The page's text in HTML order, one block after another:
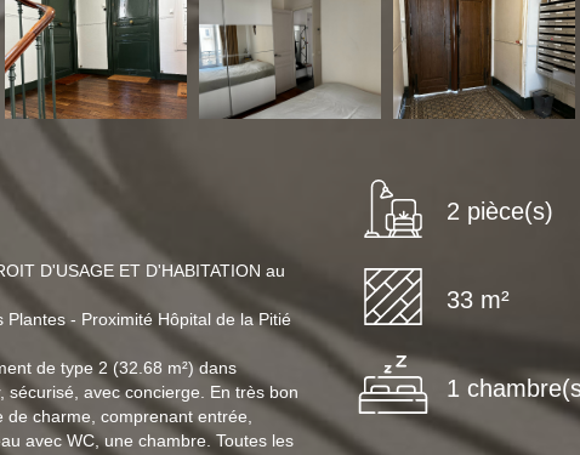
D'USAGE ET D'HABITATION au
- Proximité Hôpital de la Pitié
de type 2 (32.68 m²) dans
avec concierge. En très bon
charme, comprenant entrée,
avec WC, une chambre. Toutes les
2 pièce(s)
33 m²
1